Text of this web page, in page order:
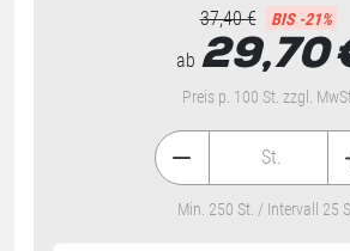
37,40 € BIS -21%
ab 29,70
Preis p. 100 St. zzgl.
St.
Min. 250 St. / Intervall 25